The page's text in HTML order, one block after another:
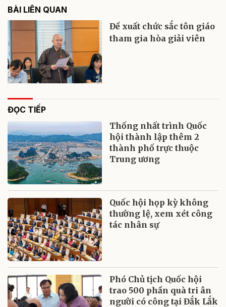
BÀI LIÊN QUAN
Đề xuất chức sắc tôn giáo
tham gia hòa giải viên
ĐỌC TIẾP
Thống nhất trình Quốc
hội thành lập thêm 2
thành phố trực thuộc
Trung ương
Quốc hội họp kỳ không
thường lệ, xem xét công
tác nhân sự
Phó Chủ tịch Quốc hội
trao 500 phần quà tri ân
người có công tại Đắk Lắk